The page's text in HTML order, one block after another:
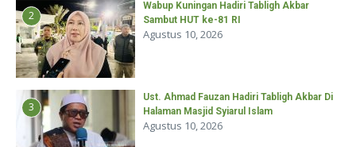
2
Wabup Kuningan Hadiri Tabligh Akbar
Sambut HUT ke-81 RI
Agustus 10, 2026
3
Ust. Ahmad Fauzan Hadiri Tabligh Akbar Di
Halaman Masjid Syiarul Islam
Agustus 10, 2026